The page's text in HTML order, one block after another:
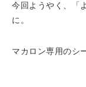
今回ようやく、「
に。
マカロン専用のシ